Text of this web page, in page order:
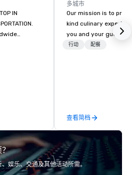
IN
provider of
多城市
Our mission is to
kind culinary
you and your guests
memories and
catering industry.
行动 配餐
查看简档
？
娱乐、交通及其他活动所需。